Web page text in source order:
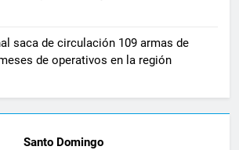
saca de circulación 109 armas de
de operativos en la región
Santo Domingo